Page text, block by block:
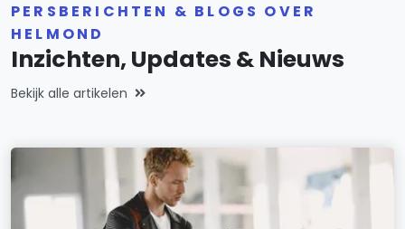
PERSBERICHTEN & BLOGS OVER
HELMOND
Inzichten, Updates & Nieuws
Bekijk alle artikelen